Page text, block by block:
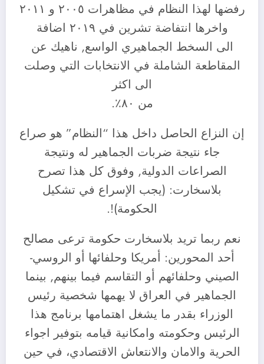
رفضها لهذا النظام في مظاهرات ٢٠٠٥ و ٢٠١١
واخرها انتفاضة تشرين في ٢٠١٩ اضافة
الى السخط الجماهيري الواسع, ناهيك عن
المقاطعة الشاملة في الانتخابات التي وصلت
الى اكثر
من ٨٠٪؜.
إن النزاع الحاصل داخل هذا “النظام” هو صراع
جاء نتيجة ضربات الجماهير له ونتيجة
الصراعات الدولية, وفوق كل هذا تصرح
بلاسخارت: (يجب الإسراع في تشكيل
الحكومة)!.
نعم ربما تريد بلاسخارت حكومة ترعى مصالح
أحد المحورين: أمريكا وحلفائها أو الروسي-
الصيني وحلفائهم أو التقاسم فيما بينهم, بينما
الجماهير في العراق لا يهمها شخصية رئيس
الوزراء بقدر ما يشغل اهتمامها برنامج هذا
الرئيس وحكومته وامكانية قيامه بتوفير اجواء
الحرية والامان والانتعاش الاقتصادي، في حين